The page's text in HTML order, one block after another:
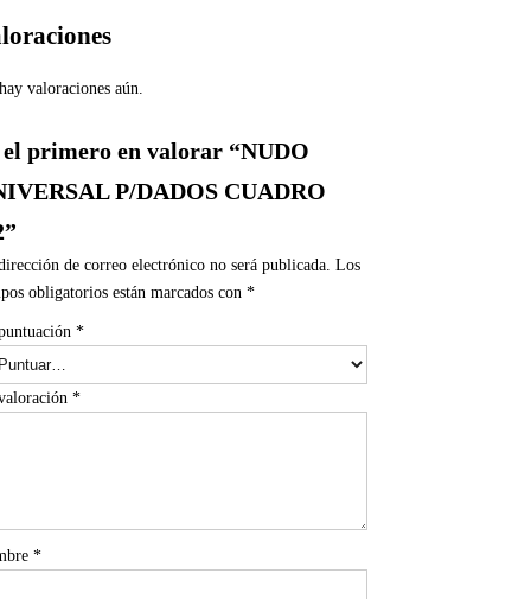
valoraciones aún.
el primero en valorar “NUDO
P/DADOS CUADRO
de correo electrónico no será publicada. Los
obligatorios están marcados con *
*
*
*